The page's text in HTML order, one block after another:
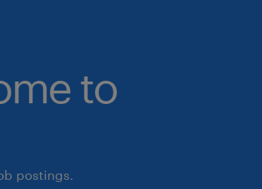
to
postings.